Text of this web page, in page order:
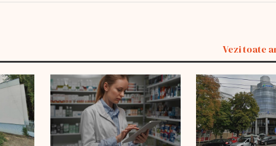
Vezi toate